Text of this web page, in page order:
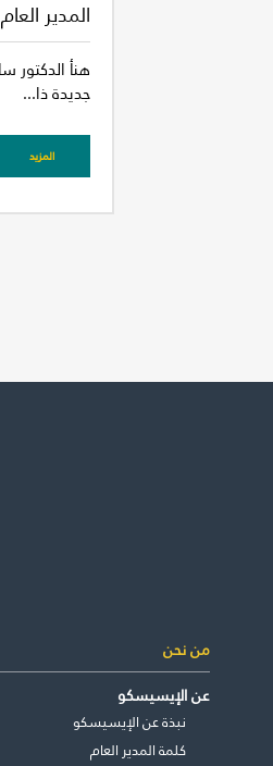
المدير
هنأ الدكتور
جديدة ذا...
المزيد
من نحن
عن الإيسيسكو
نبذة عن الإيسيسكو
كلمة المدير العام